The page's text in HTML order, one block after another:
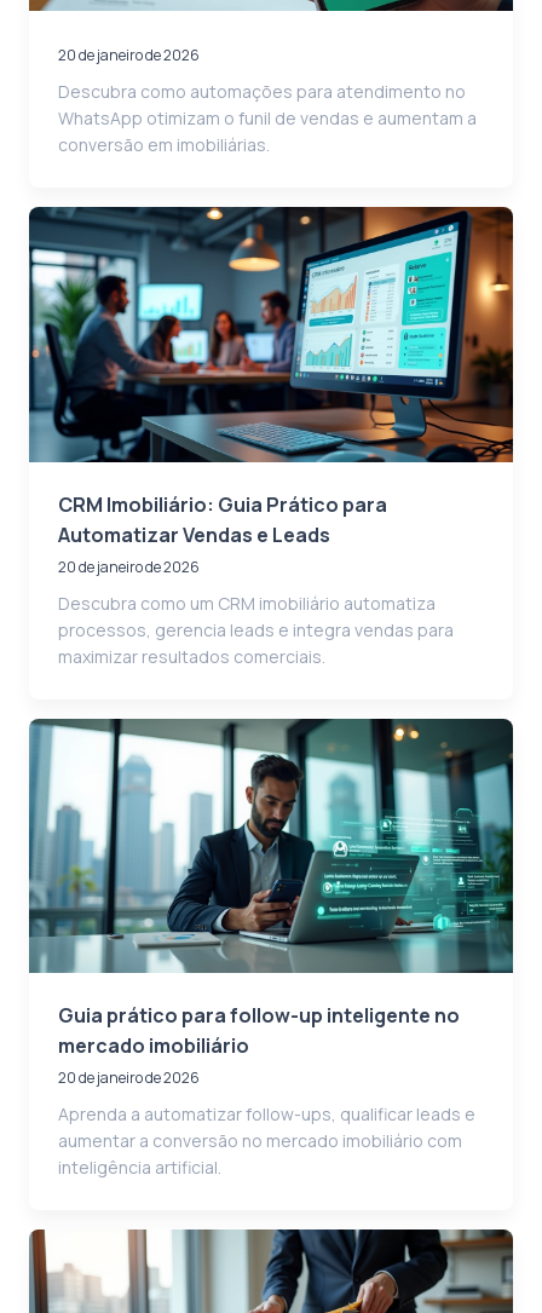
20 de janeiro de 2026
Descubra como automações para atendimento no
WhatsApp otimizam o funil de vendas e aumentam a
conversão em imobiliárias.
CRM Imobiliário: Guia Prático para
Automatizar Vendas e Leads
20 de janeiro de 2026
Descubra como um CRM imobiliário automatiza
processos, gerencia leads e integra vendas para
maximizar resultados comerciais.
Guia prático para follow-up inteligente no
mercado imobiliário
20 de janeiro de 2026
Aprenda a automatizar follow-ups, qualificar leads e
aumentar a conversão no mercado imobiliário com
inteligência artificial.